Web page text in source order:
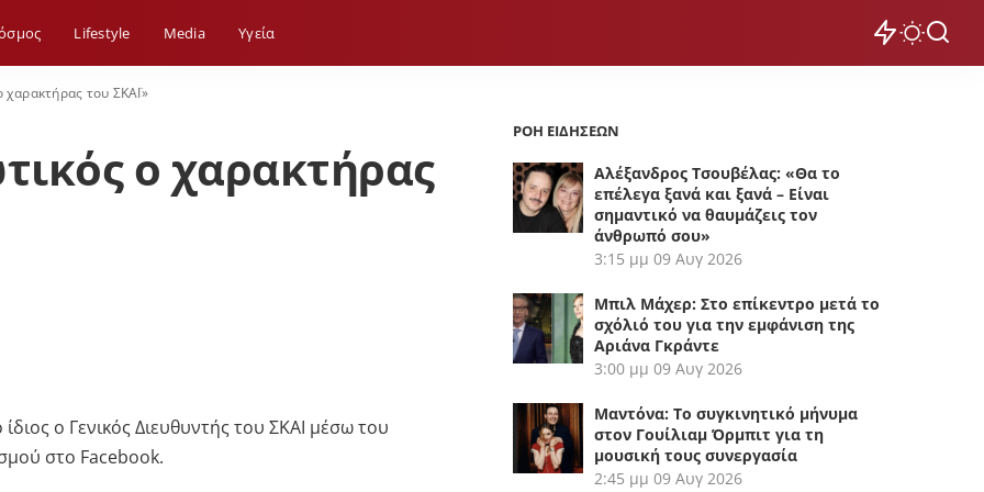
Lifestyle Media Yγεία
του ΣΚΑΪ»
ο χαρακτήρας
ο Γενικός Διευθυντής του ΣΚΑΙ μέσω του
στο Facebook.
ΡΟΗ ΕΙΔΗΣΕΩΝ
Αλέξανδρος Τσουβέλας: «Θα το
επέλεγα ξανά και ξανά – Είναι
σημαντικό να θαυμάζεις τον
άνθρωπό σου»
3:15 μμ 09 Αυγ 2026
Μπιλ Μάχερ: Στο επίκεντρο μετά το
σχόλιό του για την εμφάνιση της
Αριάνα Γκράντε
3:00 μμ 09 Αυγ 2026
Μαντόνα: Το συγκινητικό μήνυμα
στον Γουίλιαμ Όρμπιτ για τη
μουσική τους συνεργασία
2:45 μμ 09 Αυγ 2026